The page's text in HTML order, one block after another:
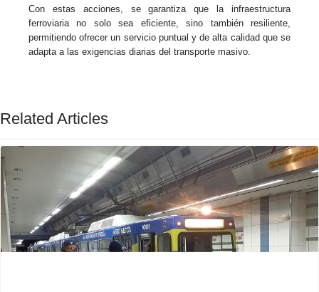
Con estas acciones, se garantiza que la infraestructura
ferroviaria no solo sea eficiente, sino también resiliente,
permitiendo ofrecer un servicio puntual y de alta calidad que se
adapta a las exigencias diarias del transporte masivo.
Related Articles